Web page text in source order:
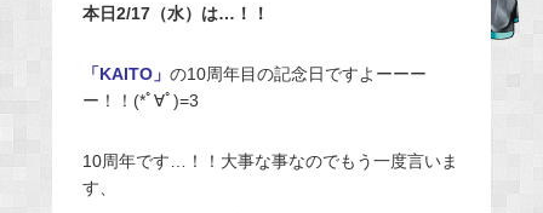
b
o
本日2/17（水）は…！！
「KAITO」 の10周年目の記念日ですよーーー
ー！！(*ﾟ∀ﾟ)=3
10周年です…！！大事な事なのでもう一度言いま
す、